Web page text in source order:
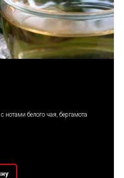
белого чая, бергамота